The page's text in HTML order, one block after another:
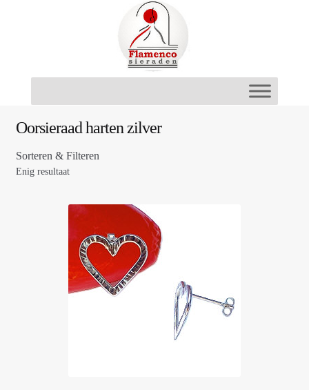
Oorsieraad harten zilver
Sorteren & Filteren
Enig resultaat